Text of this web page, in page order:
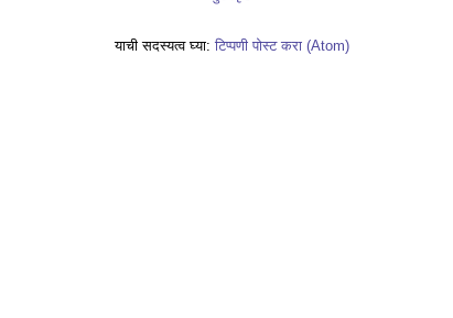
याची सदस्यत्व घ्या: टिप्पणी पोस्ट करा (Atom)